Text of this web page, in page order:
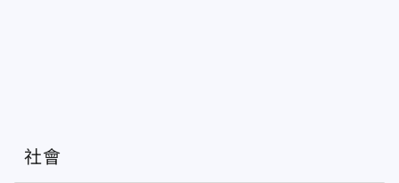
社會